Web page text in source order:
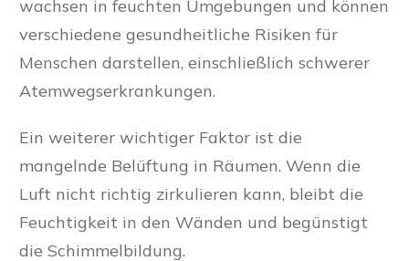
wachsen in feuchten Umgebungen und können
verschiedene gesundheitliche Risiken für
Menschen darstellen, einschließlich schwerer
Atemwegserkrankungen.
Ein weiterer wichtiger Faktor ist die
mangelnde Belüftung in Räumen. Wenn die
Luft nicht richtig zirkulieren kann, bleibt die
Feuchtigkeit in den Wänden und begünstigt
die Schimmelbildung.